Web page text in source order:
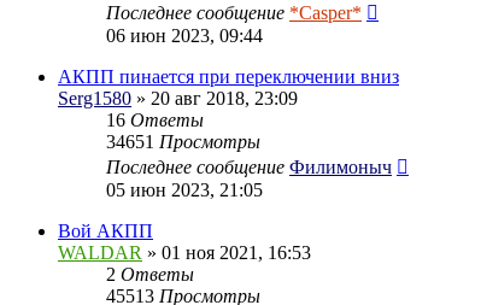
Последнее сообщение *Casper*
06 июн 2023, 09:44
АКПП пинается при переключении вниз
Serg1580 » 20 авг 2018, 23:09
16 Ответы
34651 Просмотры
Последнее сообщение Филимоныч
05 июн 2023, 21:05
Вой АКПП
WALDAR » 01 ноя 2021, 16:53
2 Ответы
45513 Просмотры